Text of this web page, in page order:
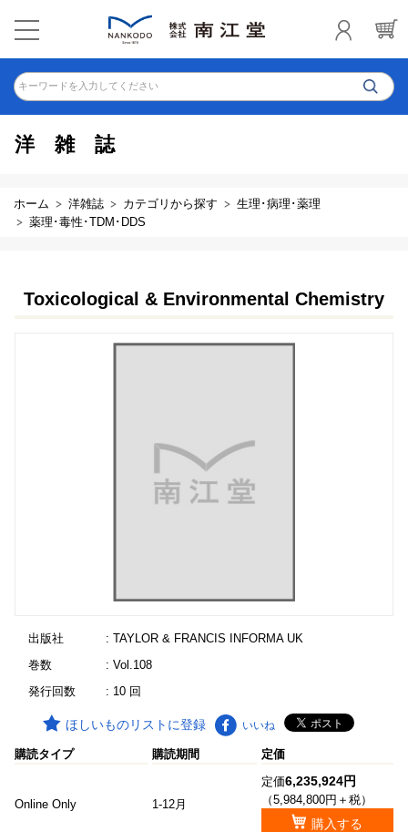
キーワードを入力してください
洋雑誌
ホーム 洋雑誌 カテゴリから探す
生理･病理･薬理
薬理･毒性･TDM･DDS
Toxicological & Environmental Chemistry
出版社
: TAYLOR & FRANCIS INFORMA UK
巻数
: Vol.108
発行回数
: 10 回
ほしいものリストに登録 いいね
購読タイプ 購読期間 定価
Online Only 1-12月
定価6,235,924円
（5,984,800円＋税）
購入する